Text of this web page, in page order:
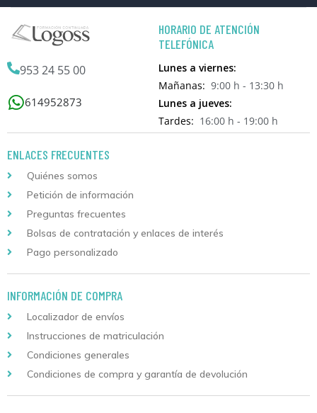
953 24 55 00
614952873
HORARIO DE ATENCIÓN
TELEFÓNICA
Lunes a viernes:
Mañanas: 9:00 h - 13:30 h
Lunes a jueves:
Tardes: 16:00 h - 19:00 h
ENLACES FRECUENTES
Quiénes somos
Petición de información
Preguntas frecuentes
Bolsas de contratación y enlaces de interés
Pago personalizado
INFORMACIÓN DE COMPRA
Localizador de envíos
Instrucciones de matriculación
Condiciones generales
Condiciones de compra y garantía de devolución